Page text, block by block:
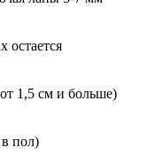
остается
1,5 см и больше)
пол)